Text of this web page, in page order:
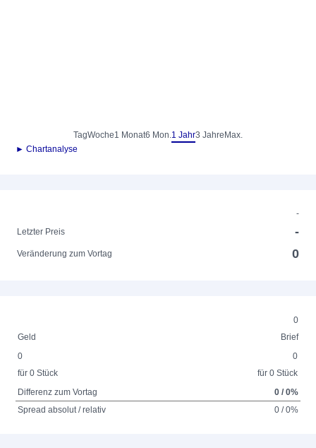
TagWoche1 Monat6 Mon.1 Jahr3 Jahre Max.
► Chartanalyse
-
Letzter Preis
-
Veränderung zum Vortag 0
0
Geld
Brief
0
für 0 Stück
0
für 0 Stück
Differenz zum Vortag
0 / 0%
Spread absolut / relativ
0 / 0%